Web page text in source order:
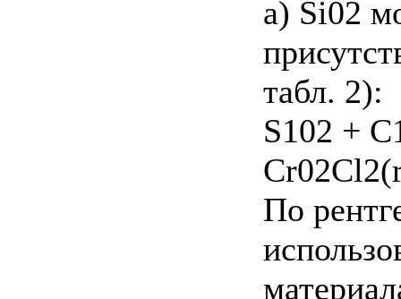
а) Si02
табл. 2):
S102 +
По